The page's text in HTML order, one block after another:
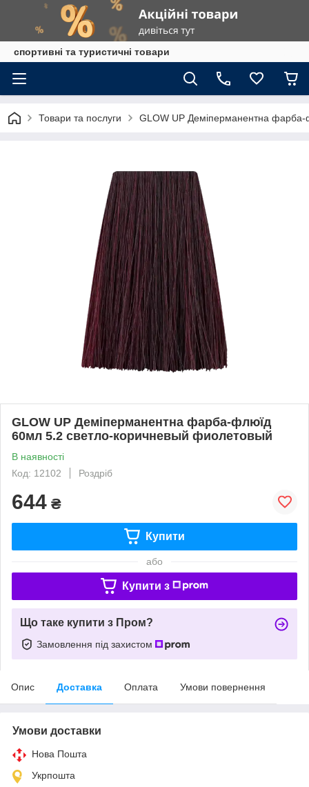
спортивні та туристичні товари
Товари та послуги GLOW UP Деміперманентна
GLOW UP Деміперманентна фарба-флюїд
60мл 5.2 светло-коричневый фиолетовый
В наявності
Код: 12102
Роздріб
644 ₴
Купити
або
Купити з
Що таке купити з Пром?
Замовлення під захистом
Опис Доставка Оплата Умови повернення
Умови доставки
Нова Пошта
Укрпошта